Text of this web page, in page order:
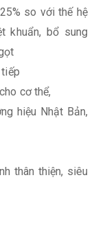
so với thế hệ
khuẩn, bổ sung
cơ thể,
hiệu Nhật Bản,
thân thiện, siêu